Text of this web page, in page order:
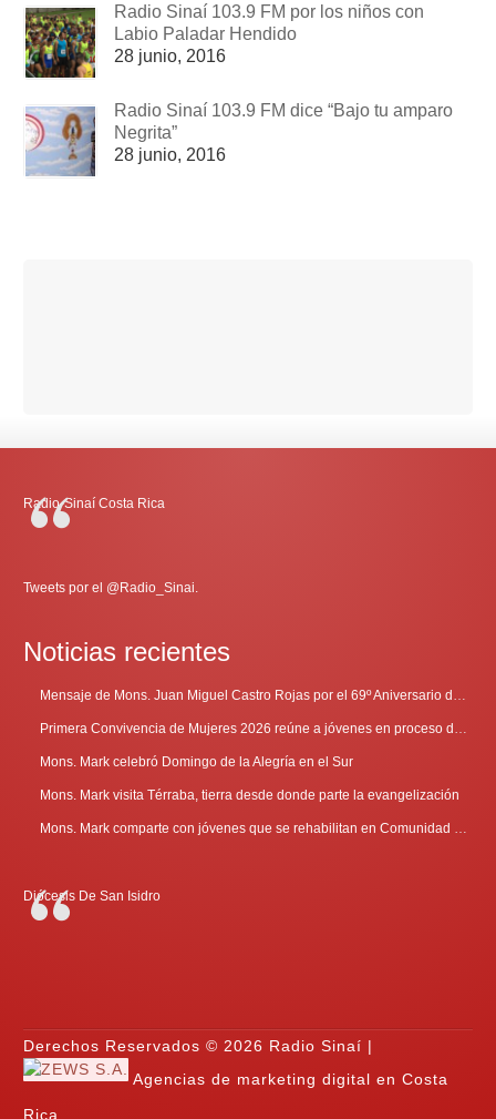
Radio Sinaí 103.9 FM por los niños con
Labio Paladar Hendido
28 junio, 2016
Radio Sinaí 103.9 FM dice “Bajo tu amparo
Negrita”
28 junio, 2016
Radio-Sinaí Costa Rica
Tweets por el @Radio_Sinai.
Noticias recientes
Mons. Mark celebró Domingo de la Alegría en el Sur
Mons. Mark visita Térraba, tierra desde donde parte la evangelización
Diócesis De San Isidro
Derechos Reservados © 2026 Radio Sinaí |
Agencias de marketing digital en Costa
Rica